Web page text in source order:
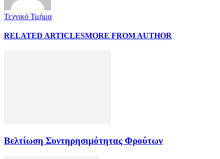
Τεχνικό Τμήμα
RELATED ARTICLESMORE FROM AUTHOR
Βελτίωση Συντηρησιμότητας Φρούτων